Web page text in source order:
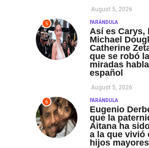
August 5, 2026
5 FARÁNDULA
Así es Carys,
Michael
Catherine
que se robó
miradas
español
August 5, 2026
6 FARÁNDULA
Eugenio
que la
Aitana ha
a la que vivió
hijos mayores